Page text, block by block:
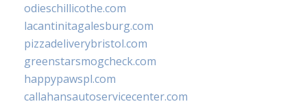
odieschillicothe.com
lacantinitagalesburg.com
pizzadeliverybristol.com
greenstarsmogcheck.com
happypawspl.com
callahansautoservicecenter.com